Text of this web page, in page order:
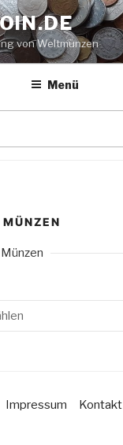
von Weltmünzen
Menü
Impressum Kontakt